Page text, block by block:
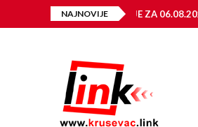
NAJNOVIJE
ENERGIJE ZA 06.08.2026.